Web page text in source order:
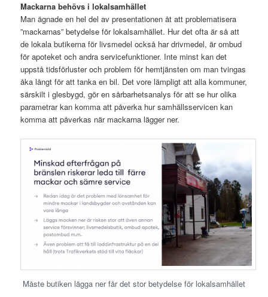
Mackarna behövs i lokalsamhället
Man ägnade en hel del av presentationen åt att problematisera
”mackarnas” betydelse för lokalsamhället. Hur det ofta är så att
de lokala butikerna för livsmedel också har drivmedel, är ombud
för apoteket och andra servicefunktioner. Inte minst kan det
uppstå tidsförluster och problem för hemtjänsten om man tvingas
åka långt för att tanka en bil. Det vore lämpligt att alla kommuner,
särskilt i glesbygd, gör en sårbarhetsanalys för att se hur olika
parametrar kan komma att påverka hur samhällsservicen kan
komma att påverkas när mackarna lägger ner.
Måste butiken lägga ner får det stor betydelse för lokalsamhället